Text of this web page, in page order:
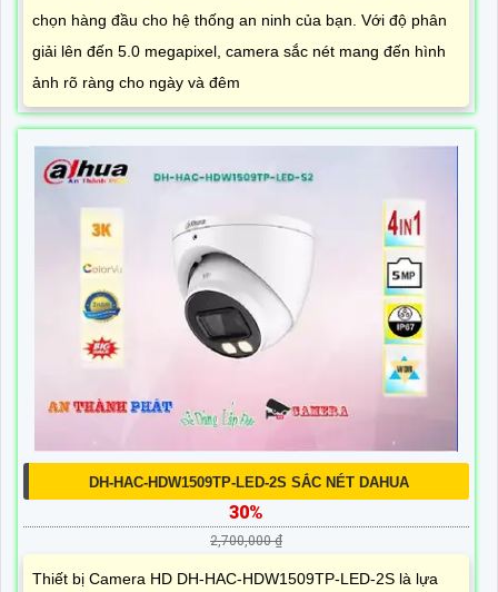
chọn hàng đầu cho hệ thống an ninh của bạn. Với độ phân
giải lên đến 5.0 megapixel, camera sắc nét mang đến hình
ảnh rõ ràng cho ngày và đêm
DH-HAC-HDW1509TP-LED-2S SẮC NÉT DAHUA
30%
2,700,000 ₫
Thiết bị Camera HD DH-HAC-HDW1509TP-LED-2S là lựa